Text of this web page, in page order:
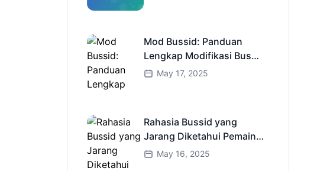
Mod Bussid: Panduan
Lengkap Modifikasi Bus
Simulator Indonesia
May 17, 2025
Rahasia Bussid yang
Jarang Diketahui Pemain
Baru Kamu Wajib Coba!
May 16, 2025